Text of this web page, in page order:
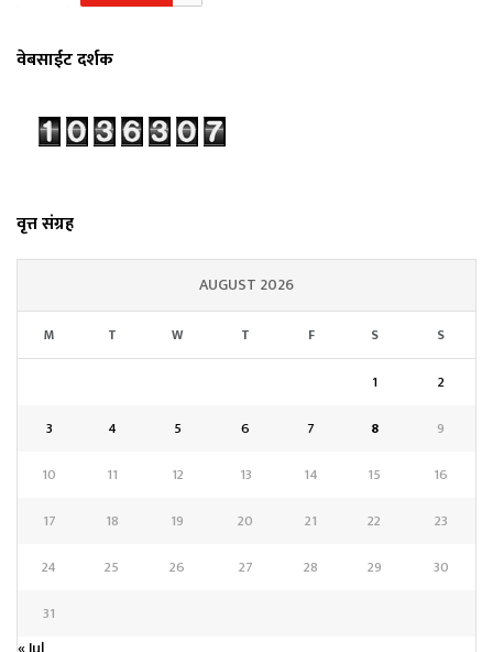
वेबसाईट दर्शक
वृत्त संग्रह
AUGUST 2026
M T W T F S S
1
2
3
4 5 6 7 8
9
10
11 12 13 14 15
16
17
18 19 20 21 22
23
24
25 26 27 28 29
30
31